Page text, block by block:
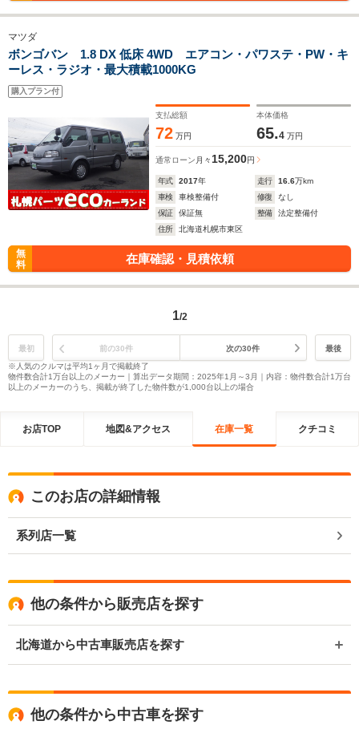
マツダ
ボンゴバン 1.8 DX 低床 4WD エアコン・パワステ・PW・キ
ーレス・ラジオ・最大積載1000KG
購入プラン付
支払総額
72 万円
本体価格
65.4 万円
通常ローン 月々 15,200円
年式 2017年 走行 16.6万km
車検
車検整備付 修復
なし
保証
保証無 整備
法定整備付
住所
北海道札幌市東区
無
料
在庫確認・見積依頼
1/2
最初 前の30件 次の30件
最後
※人気のクルマは平均1ヶ月で掲載終了
物件数合計1万台以上のメーカー｜算出データ期間：2025年1月～3月｜内容：物件数合計1万台
以上のメーカーのうち、掲載が終了した物件数が1,000台以上の場合
お店TOP 地図&アクセス 在庫一覧 クチコミ
このお店の詳細情報
系列店一覧
他の条件から販売店を探す
北海道から中古車販売店を探す
他の条件から中古車を探す